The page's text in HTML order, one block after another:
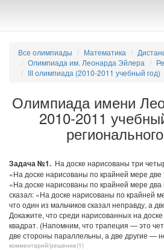
Все олимпиады Математика
Олимпиада им. Леонарда Эйлера
III олимпиада (2010-2011 учебный год)
Олимпиада имени
2010-2011
Задача №1. На доске нарисованы три
«На доске нарисованы по крайней мере две
«На доске нарисованы по крайней мере два
сказал: «На доске нарисованы по крайней
что один из мальчиков сказал неправду, а
Докажите, что среди нарисованных на
квадрат. (Напомним, что трапеция — это
две стороны параллельны, а две другие —
комментарий/решение(1)